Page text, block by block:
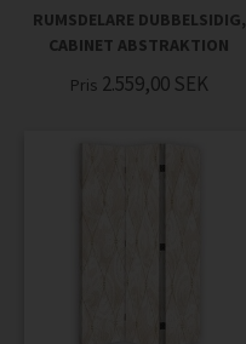
RUMSDELARE DUBBELSIDIG,
CABINET ABSTRAKTION
Pris 2.559,00 SEK